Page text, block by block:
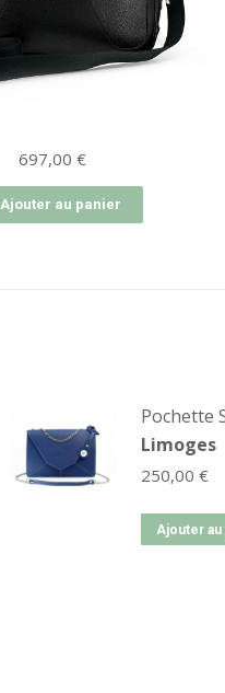
697,00 €
Ajouter au panier
Pochette
Limoges
250,00 €
Ajouter au